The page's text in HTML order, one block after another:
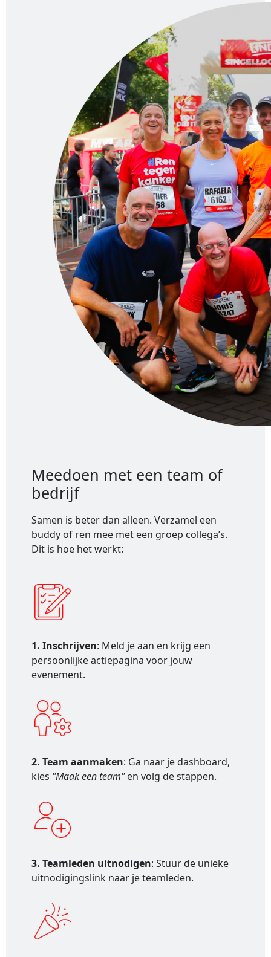
Meedoen met een team of
bedrijf
Samen is beter dan alleen. Verzamel een
buddy of ren mee met een groep collega’s.
Dit is hoe het werkt:
1. Inschrijven: Meld je aan en krijg een
persoonlijke actiepagina voor jouw
evenement.
2. Team aanmaken: Ga naar je dashboard,
kies "Maak een team"en volg de stappen.
3. Teamleden uitnodigen: Stuur de unieke
uitnodigingslink naar je teamleden.